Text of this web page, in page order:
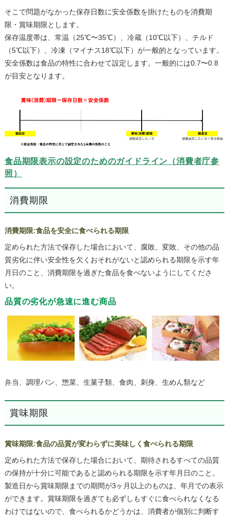
そこで問題がなかった保存日数に安全係数を掛けたものを消費期
限・賞味期限とします。
保存温度帯は、常温（25℃〜35℃）、冷蔵（10℃以下）、チルド
（5℃以下）、冷凍（マイナス18℃以下）が一般的となっています。
安全係数は食品の特性に合わせて設定します。一般的には0.7〜0.8
が目安となります。
食品期限表示の設定のためのガイドライン（消費者庁参
照）
消費期限
消費期限:食品を安全に食べられる期限
定められた方法で保存した場合において、腐敗、変敗、その他の品
質劣化に伴い安全性を欠くおそれがないと認められる期限を示す年
月日のこと、消費期限を過ぎた食品を食べないようにしてくださ
い。
品質の劣化が急速に進む商品
弁当、調理パン、惣菜、生菓子類、食肉、刺身、生めん類など
賞味期限
賞味期限:食品の品質が変わらずに美味しく食べられる期限
定められた方法で保存した場合において、期待されるすべての品質
の保持が十分に可能であると認められる期限を示す年月日のこと。
製造日から賞味期限までの期間が3ヶ月以上のものは、年月での表示
ができます。賞味期限を過ぎても必ずしもすぐに食べられなくなる
わけではないので、食べられるかどうかは、消費者が個別に判断す